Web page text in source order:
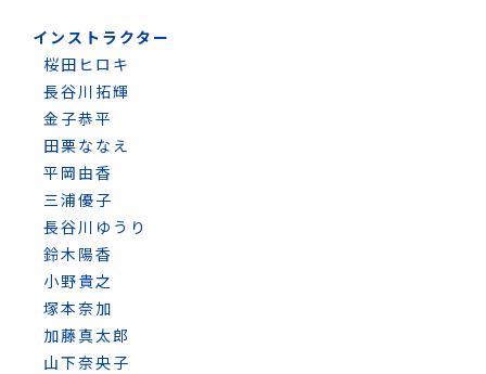
インストラクター
桜田ヒロキ
長谷川拓輝
金子恭平
田栗ななえ
平岡由香
三浦優子
長谷川ゆうり
鈴木陽香
小野貴之
塚本奈加
加藤真太郎
山下奈央子